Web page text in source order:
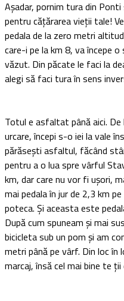
Așadar, pornim tura din
pentru cățărarea vieții tale!
pedala de la zero metri
care-i pe la km 8, va începe
văzut. Din păcate le faci la
alegi să faci tura în sens
Totul e asfaltat până aici.
urcare, începi s-o iei la vale
părăsești asfaltul, făcând
pentru a o lua spre vârful
km, dar care nu vor fi ușori,
mai pedala în jur de 2,3 km
poteca. Și aceasta este
După cum spuneam și mai
bicicleta sub un pom și am
metri până pe vârf. Din loc în
marcaj, însă cel mai bine te